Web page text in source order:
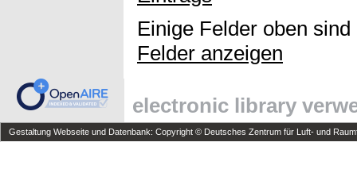
Einige Felder oben
Felder anzeigen
electronic library
Gestaltung Webseite und Datenbank: Copyright © Deutsches Zentrum für Luft- und